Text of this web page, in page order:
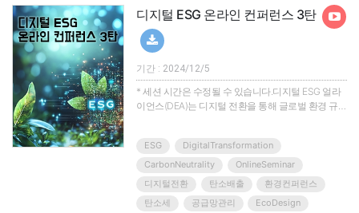
디지털 ESG 온라인 컨퍼런스 3탄
기간 : 2024/12/5
* 세션 시간은 수정될 수 있습니다.디지털 ESG 얼라
이언스(DEA)는 디지털 전환을 통해 글로벌 환경 규제
호환 생태계를 제공할 예정입니다.이를 통해 얼라이
언스 내에서 공급망까지 포함한 수출 기업의 규제 대
응 솔루션이 만들어지며, 이를 통해 국내 수출 기업
규제대응력을 강화시킬 예정입니다. 다양한 ESG 관
련 협단체가 존재하지만 이와 같이 표준 디지털 기술
ESG
DigitalTransformation
CarbonNeutrality
OnlineSeminar
디지털전환
탄소배출
환경컨퍼런스
탄소세
공급망관리 EcoDesign